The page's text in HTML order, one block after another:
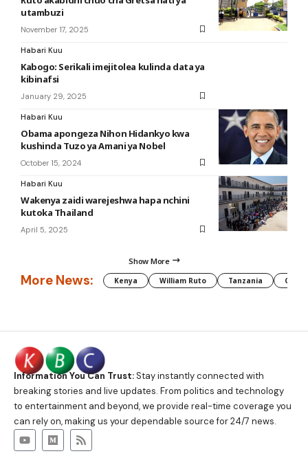
utambuzi
November 17, 2025
Habari Kuu
Kabogo: Serikali imejitolea kulinda data ya
kibinafsi
January 29, 2025
Habari Kuu
Obama apongeza Nihon Hidankyo kwa
kushinda Tuzo ya Amani ya Nobel
October 15, 2024
Habari Kuu
Wakenya zaidi warejeshwa hapa nchini
kutoka Thailand
April 5, 2025
Show More
More News: Kenya William Ruto Tanzania CAF
Information You Can Trust:Stay instantly connected with
breaking stories and live updates. From politics and technology
to entertainment and beyond, we provide real-time coverage you
can rely on, making us your dependable source for 24/7 news.